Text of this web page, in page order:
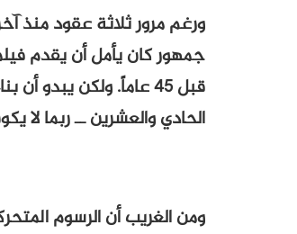
ورغم مرور ثلاثة عقود منذ
جمهور كان يأمل أن يقدم
قبل 45 عاماً. ولكن يبدو
الحادي والعشرين ــ ربما لا
ومن الغريب أن الرسوم